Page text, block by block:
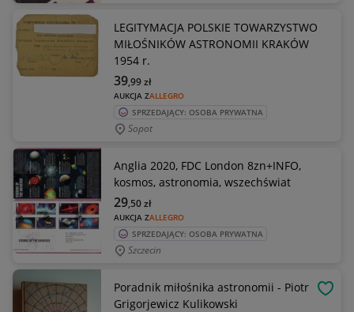
LEGITYMACJA POLSKIE TOWARZYSTWO
MIŁOŚNIKÓW ASTRONOMII KRAKÓW
1954 r.
AUKCJA ZALLEGRO
39,99zł
SPRZEDAJĄCY: OSOBA PRYWATNA
Sopot
Anglia 2020, FDC London 8zn+INFO,
kosmos, astronomia, wszechświat
AUKCJA ZALLEGRO
29,50zł
SPRZEDAJĄCY: OSOBA PRYWATNA
Szczecin
Poradnik miłośnika astronomii - Piotr
Grigorjewicz Kulikowski